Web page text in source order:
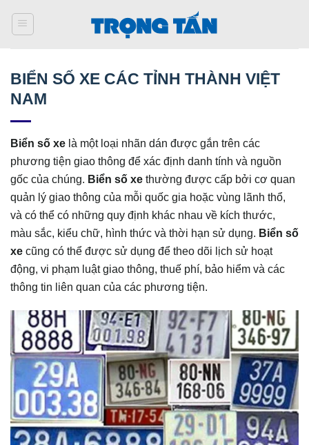
qua
BIỂN SỐ XE CÁC TỈNH THÀNH VIỆT
NAM
Biển số xe là một loại nhãn dán được gắn trên các
phương tiện giao thông để xác định danh tính và nguồn
gốc của chúng. Biển số xe thường được cấp bởi cơ quan
quản lý giao thông của mỗi quốc gia hoặc vùng lãnh thổ,
và có thể có những quy định khác nhau về kích thước,
màu sắc, kiểu chữ, hình thức và thời hạn sử dụng. Biển số
xe cũng có thể được sử dụng để theo dõi lịch sử hoạt
động, vi phạm luật giao thông, thuế phí, bảo hiểm và các
thông tin liên quan của các phương tiện.